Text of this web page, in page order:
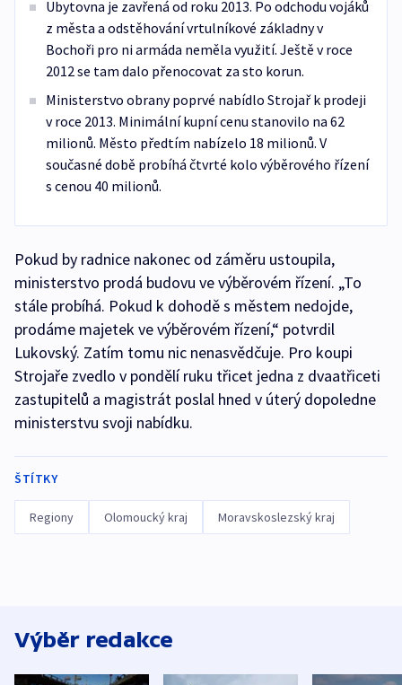
Ubytovna je zavřená od roku 2013. Po odchodu vojáků
z města a odstěhování vrtulníkové základny v
Bochoři pro ni armáda neměla využití. Ještě v roce
2012 se tam dalo přenocovat za sto korun.
Ministerstvo obrany poprvé nabídlo Strojař k prodeji
v roce 2013. Minimální kupní cenu stanovilo na 62
milionů. Město předtím nabízelo 18 milionů. V
současné době probíhá čtvrté kolo výběrového řízení
s cenou 40 milionů.
Pokud by radnice nakonec od záměru ustoupila,
ministerstvo prodá budovu ve výběrovém řízení. „To
stále probíhá. Pokud k dohodě s městem nedojde,
prodáme majetek ve výběrovém řízení,“ potvrdil
Lukovský. Zatím tomu nic nenasvědčuje. Pro koupi
Strojaře zvedlo v pondělí ruku třicet jedna z dvaatřiceti
zastupitelů a magistrát poslal hned v úterý dopoledne
ministerstvu svoji nabídku.
ŠTÍTKY
Regiony Olomoucký kraj Moravskoslezský kraj
Výběr redakce